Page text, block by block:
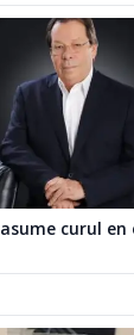
curul en